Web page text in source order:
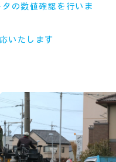
の数値確認を行いま
いたします